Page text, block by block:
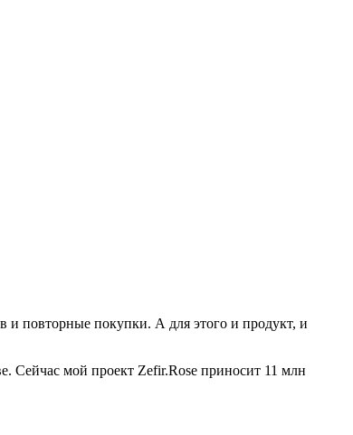
и повторные покупки. А для этого и продукт, и
Сейчас мой проект Zefir.Rose приносит 11 млн